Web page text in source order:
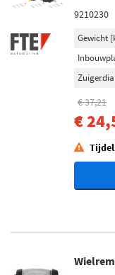
9210230
Gewicht
€ 37,21
€